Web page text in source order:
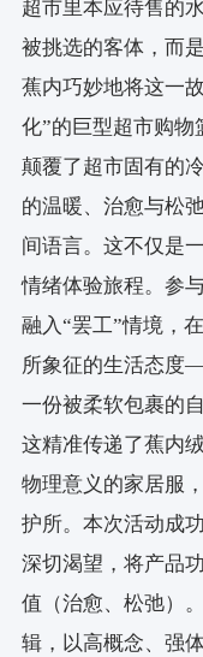
超市里本应待售的
被挑选的客体，而
蕉内巧妙地将这一
化”的巨型超市购物
颠覆了超市固有的
的温暖、治愈与松
间语言。这不仅是
情绪体验旅程。参
融入“罢工”情境，
所象征的生活态度
一份被柔软包裹的自
这精准传递了蕉内
物理意义的家居服
护所。本次活动成
深切渴望，将产品
值（治愈、松弛）
辑，以高概念、强